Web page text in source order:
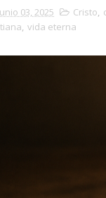
03, 2025 Cristo,
, vida eterna